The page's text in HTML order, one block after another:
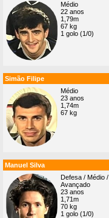
Médio
22 anos
1,79m
67 kg
1 golo (1/0)
Simão Filipe
Médio
23 anos
1,74m
67 kg
Manuel Silva
Defesa / Médio /
Avançado
23 anos
1,71m
70 kg
1 golo (1/0)